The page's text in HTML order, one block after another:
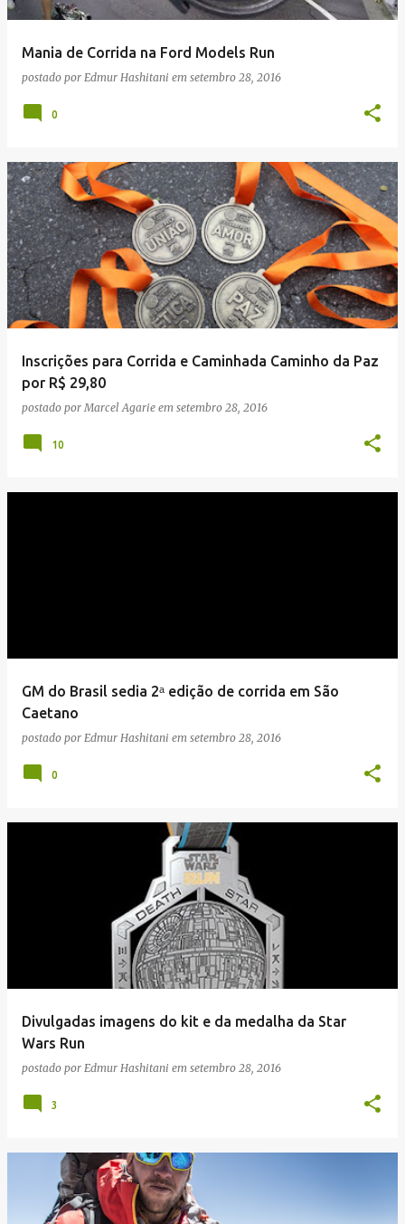
Mania de Corrida na Ford Models Run
postado por Edmur Hashitani em setembro 28, 2016
0
Inscrições para Corrida e Caminhada Caminho da Paz
por R$ 29,80
postado porMarcel Agarie em setembro 28, 2016
10
GM do Brasil sedia 2ᵃ edição de corrida em São
Caetano
postado por Edmur Hashitani em setembro 28, 2016
0
Divulgadas imagens do kit e da medalha da Star
Wars Run
postado por Edmur Hashitani em setembro 28, 2016
3